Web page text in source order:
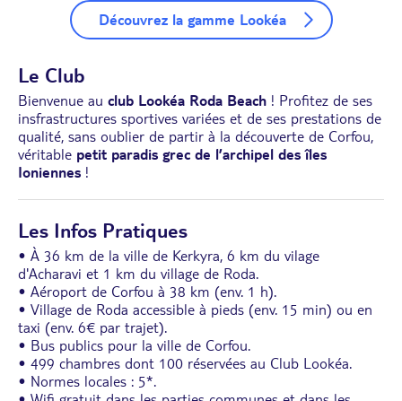
Découvrez la gamme Lookéa
Le Club
Bienvenue au club Lookéa Roda Beach ! Profitez de ses
insfrastructures sportives variées et de ses prestations de
qualité, sans oublier de partir à la découverte de Corfou,
véritable petit paradis grec de l’archipel des îles
Ioniennes !
Les Infos Pratiques
• À 36 km de la ville de Kerkyra, 6 km du vilage
d'Acharavi et 1 km du village de Roda.
• Aéroport de Corfou à 38 km (env. 1 h).
• Village de Roda accessible à pieds (env. 15 min) ou en
taxi (env. 6€ par trajet).
• Bus publics pour la ville de Corfou.
• 499 chambres dont 100 réservées au Club Lookéa.
• Normes locales : 5*.